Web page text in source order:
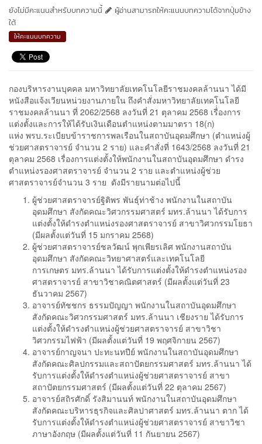
ยังไม่มีคะแนนสำหรับบทความนี้
ผู้อ่านสามารถให้คะแนนบทความได้จากปุ่มข้าง
ใต้
ให้คะแนนบทความ
กองบริหารงานบุคคล มหาวิทยาลัยเทคโนโลยีราชมงคลล้านนา ได้มี
หนังสือแจ้งเวียนหน่วยงานภายใน ถึงคำสั่งมหาวิทยาลัยเทคโนโลยี
ราชมงคลล้านนา ที่ 2062/2568 ลงวันที่ 21 ตุลาคม 2568 เรื่่องการ
แต่งตั้งและการให้ได้รับเงินเดือนตำแหน่งตามมาตรา 18(ก)
แห่ง พรบ.ระเบียบข้าราชการพลเรือนในสถาบันอุดมศึกษา (ตำแหน่งผู้
ช่วยศาสตราจารย์ จำนวน 2 ราย) และคำสั่งที่ 1643/2568 ลงวันที่ 21
ตุลาคม 2568 เรื่องการแต่งตั้งให้พนักงานในสถาบันอุดมศึกษา ดำรง
ตำแหน่งรองศาสตราจารย์ จำนวน 2 ราย และตำแหน่งผู้ช่วย
ศาสตราจารย์จำนวน 3 ราย ดังมีรายนามต่อไปนี้
ผู้ช่วยศาสตราจารย์ฐิติพร พันธุ์ท่าช้าง พนักงานในสถาบัน
อุดมศึกษา สังกัดคณะวิศวกรรมศาสตร์ มทร.ล้านนา ได้รับการ
แต่งตั้งให้ดำรงตำแหน่งรองศาสตราจารย์ สาขาวิศวกรรมโยธา
(มีผลตั้งแต่วันที่ 15 มกราคม 2568)
ผู้ช่วยศาสตราจารย์ชลวัฒน์ พุกเพียรเลิศ พนักงานสถาบัน
อุดมศึกษา สังกัดคณะวิทยาศาสตร์และเทคโนโลยี
การเกษตร มทร.ล้านนา ได้รับการแต่งตั้งให้ดำรงตำแหน่งรอง
ศาสตราจารย์ สาขาวิชาคณิตศาสตร์ (มีผลตั้งแต่วันที่ 23
ธันวาคม 2567)
อาจารย์ทัชชกร ธรรมปัญญา พนักงานในสถาบันอุดมศึกษา
สังกัดคณะวิศวกรรมศาสตร์ มทร.ล้านนา เชียงราย ได้รับการ
แต่งตั้งให้ดำรงตำแหน่งผู้ช่วยศาสตราจารย์ สาขาวิชา
วิศวกรรมไฟฟ้า (มีผลตั้งแต่วันที่ 19 พฤศจิกายน 2567)
อาจารย์กาญจนา ปะทะนทปีย์ พนักงานในสถาบันอุดมศึกษา
สังกัดคณะศิลปกรรมและสถาปัตยกรรมศาสตร์ มทร.ล้านนา ได้
รับการแต่งตั้งให้ดำรงตำแหน่งผู้ช่วยศาสตราจารย์ สาขา
สถาปัตยกรรมศาสตร์ (มีผลตั้งแต่วันที่ 22 ตุลาคม 2567)
อาจารย์สถิรศักดิ์ รังสิมานนท์ พนักงานในสถาบันอุดมศึกษา
สังกัดคณะบริหารธุรกิจและศิลปาศาสตร์ มทร.ล้านนา ตาก ได้
รับการแต่งตั้งให้ดำรงตำแหน่งผู้ช่วยศาสตราจารย์ สาขาวิชา
ภาษาอังกฤษ (มีผลตั้งแต่วันที่ 11 กันยายน 2567)